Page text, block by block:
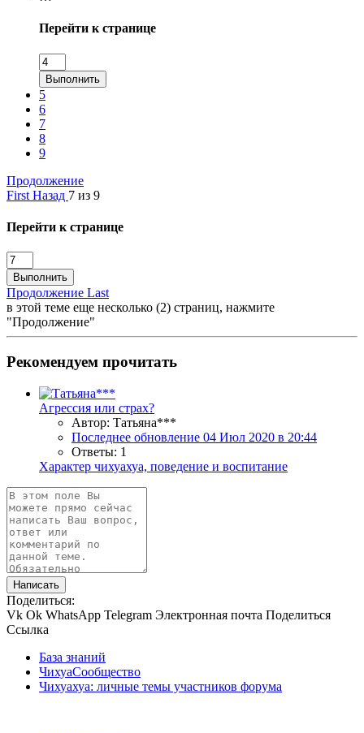
Перейти к странице
Выполнить
5
6
7
8
9
Продолжение
First Назад 7 из 9
Перейти к странице
Выполнить
Продолжение Last
в этой теме еще несколько (2) страниц, нажмите
"Продолжение"
Рекомендуем прочитать
Агрессия или страх?
Автор: Татьяна***
Последнее обновление 04 Июл 2020 в 20:44
Ответы: 1
Характер чихуахуа, поведение и воспитание
Написать
Поделиться:
Vk Ok WhatsApp Telegram Электронная почта Поделиться
Ссылка
База знаний
ЧихуаСообщество
Чихуахуа: личные темы участников форума